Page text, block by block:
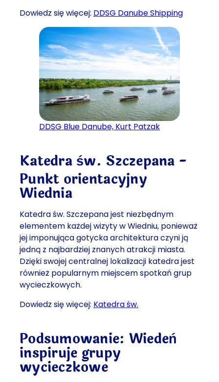
Dowiedz się więcej: DDSG Danube Shipping
DDSG Blue Danube, Kurt Patzak
Katedra św. Szczepana -
Punkt orientacyjny
Wiednia
Katedra św. Szczepana jest niezbędnym
elementem każdej wizyty w Wiedniu, ponieważ
jej imponująca gotycka architektura czyni ją
jedną z najbardziej znanych atrakcji miasta.
Dzięki swojej centralnej lokalizacji katedra jest
również popularnym miejscem spotkań grup
wycieczkowych.
Dowiedz się więcej: Katedra św.
Podsumowanie: Wiedeń
inspiruje grupy
wycieczkowe